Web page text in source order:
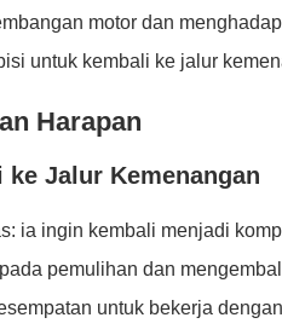
motor dan
untuk kembali ke jalur
Harapan
Jalur Kemenangan
ia ingin kembali menjadi
pemulihan dan
untuk bekerja